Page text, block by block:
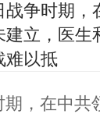
时期，
建立，医
难以抵
在中共